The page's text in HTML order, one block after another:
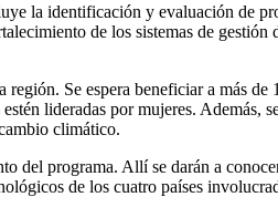
la identificación y evaluación de
de los sistemas de
Se espera beneficiar a más
lideradas por mujeres.
climático.
del programa. Allí se darán a
de los cuatro países